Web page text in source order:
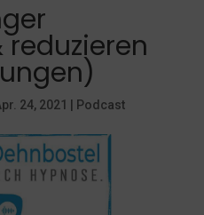
24, 2021 Podcast